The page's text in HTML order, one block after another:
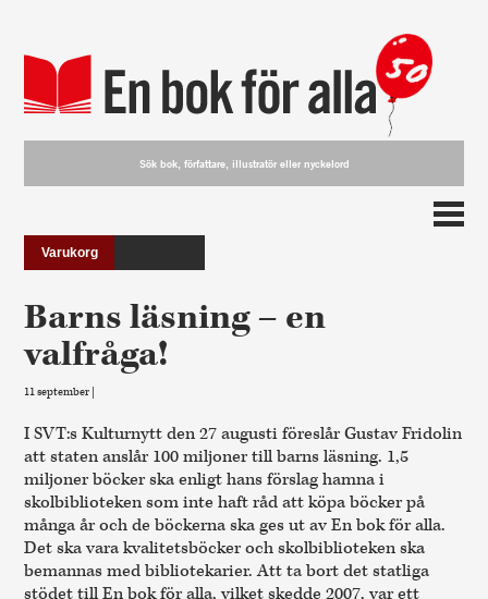
Varukorg
Barns läsning – en
valfråga!
11 september |
I SVT:s Kulturnytt den 27 augusti föreslår Gustav Fridolin
att staten anslår 100 miljoner till barns läsning. 1,5
miljoner böcker ska enligt hans förslag hamna i
skolbiblioteken som inte haft råd att köpa böcker på
många år och de böckerna ska ges ut av En bok för alla.
Det ska vara kvalitetsböcker och skolbiblioteken ska
bemannas med bibliotekarier. Att ta bort det statliga
stödet till En bok för alla, vilket skedde 2007, var ett